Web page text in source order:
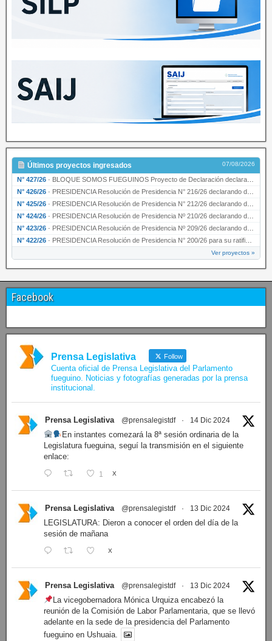
Últimos proyectos ingresados 07/08/2026
N° 427/26 · BLOQUE SOMOS FUEGUINOS Proyecto de Declaración declarando de interés provincial PRESIDENCI…
N° 426/26 · PRESIDENCIA Resolución de Presidencia N° 216/26 declarando de interés provincial la labor …
N° 425/26 · PRESIDENCIA Resolución de Presidencia N° 212/26 declarando de interés provincial el “50° A…
N° 424/26 · PRESIDENCIA Resolución de Presidencia Nº 210/26 declarando de interés provincial el proyec…
N° 423/26 · PRESIDENCIA Resolución de Presidencia Nº 209/26 declarando de interés provincial la presen…
N° 422/26 · PRESIDENCIA Resolución de Presidencia N° 200/26 para su ratificación.
Ver proyectos »
Facebook
Prensa Legislativa Follow
Cuenta oficial de Prensa Legislativa del Parlamento
fueguino. Noticias y fotografías generadas por la prensa
institucional.
Prensa Legislativa @prensalegistdf · 14 Dic 2024
En instantes comezará la 8ª sesión ordinaria de la
Legislatura fueguina, seguí la transmisión en el siguiente
enlace:
1 X
Prensa Legislativa @prensalegistdf · 13 Dic 2024
LEGISLATURA: Dieron a conocer el orden del día de la
sesión de mañana
X
Prensa Legislativa @prensalegistdf · 13 Dic 2024
La vicegobernadora Mónica Urquiza encabezó la
reunión de la Comisión de Labor Parlamentaria, que se llevó
adelante en la sede de la presidencia del Parlamento
fueguino en Ushuaia.